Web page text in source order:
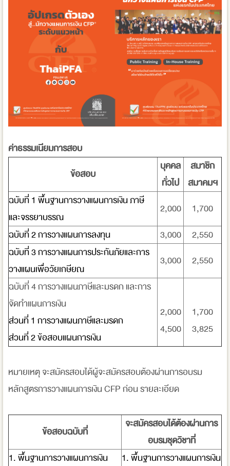
ค่าธรรมเนียมการสอบ
ข้อสอบ
บุคคล
ทั่วไป
สมาชิก
สมาคมฯ
ฉบับที่ 1 พื้นฐานการวางแผนการเงิน ภาษี
และจรรยาบรรณ
2,000
1,700
ฉบับที่ 2 การวางแผนการลงทุน
3,000
2,550
ฉบับที่ 3 การวางแผนการประกันภัยและการ
วางแผนเพื่อวัยเกษียณ
3,000
2,550
ฉบับที่ 4 การวางแผนภาษีและมรดก และการ
จัดทำแผนการเงิน
ส่วนที่ 1 การวางแผนภาษีและมรดก
ส่วนที่ 2 ข้อสอบแผนการเงิน
2,000
4,500
1,700
3,825
หมายเหตุ จะสมัครสอบได้ผู้จะสมัครสอบต้องผ่านการอบรม
หลักสูตรการวางแผนการเงิน CFP ก่อน รายละเอียด
ข้อสอบฉบับที่
จะสมัครสอบได้ต้องผ่านการ
อบรมชุดวิชาที่
1. พื้นฐานการวางแผนการเงิน
1. พื้นฐานการวางแผนการเงิน